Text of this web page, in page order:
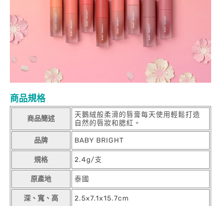
商品規格
商品簡述
天鵝絨般柔滑的唇膏每天使用輕鬆打造
自然的唇妝和腮紅。
品牌 BABY BRIGHT
規格 2.4g/支
原產地 泰國
深、寬、高 2.5x7.1x15.7cm